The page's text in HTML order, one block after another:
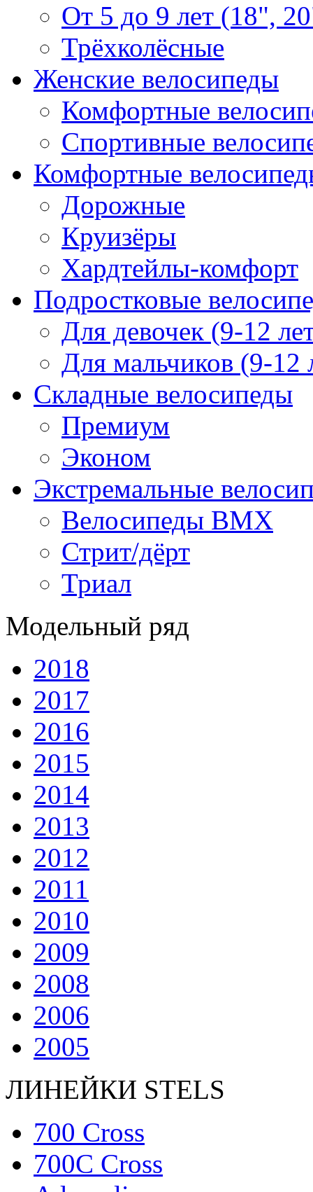
От 5 до 9 лет (18",
Трёхколёсные
Женские велосипеды
Комфортные
Спортивные
Комфортные
Дорожные
Круизёры
Хардтейлы-комфорт
Подростковые
Для девочек (9-12
Для мальчиков (9-12
Складные велосипеды
Премиум
Эконом
Экстремальные
Велосипеды BMX
Стрит/дёрт
Триал
Модельный ряд
2018
2017
2016
2015
2014
2013
2012
2011
2010
2009
2008
2006
2005
ЛИНЕЙКИ STELS
700 Cross
700C Cross